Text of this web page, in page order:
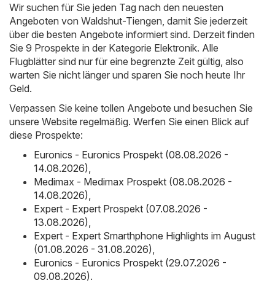
Wir suchen für Sie jeden Tag nach den neuesten
Angeboten von Waldshut-Tiengen, damit Sie jederzeit
über die besten Angebote informiert sind. Derzeit finden
Sie 9 Prospekte in der Kategorie Elektronik. Alle
Flugblätter sind nur für eine begrenzte Zeit gültig, also
warten Sie nicht länger und sparen Sie noch heute Ihr
Geld.
Verpassen Sie keine tollen Angebote und besuchen Sie
unsere Website regelmäßig. Werfen Sie einen Blick auf
diese Prospekte:
Euronics - Euronics Prospekt (08.08.2026 -
14.08.2026)
Medimax - Medimax Prospekt (08.08.2026 -
14.08.2026)
Expert - Expert Prospekt (07.08.2026 -
13.08.2026)
Expert - Expert Smarthphone Highlights im August
(01.08.2026 - 31.08.2026)
Euronics - Euronics Prospekt (29.07.2026 -
09.08.2026).